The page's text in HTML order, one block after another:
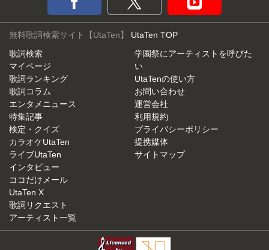
無料歌詞検索サイト【UtaTen】 UtaTen TOP
歌詞検索
マイページ
歌詞ランキング
歌詞コラム
エンタメニュース
特集記事
検定・クイズ
カラオケUtaTen
ライブUtaTen
インタビュー
ココだけメール
UtaTen X
歌詞リクエスト
アーティスト一覧
学園祭にアーティストを呼びた
い
UtaTenの使い方
お問い合わせ
運営会社
利用規約
プライバシーポリシー
提携媒体
サイトマップ